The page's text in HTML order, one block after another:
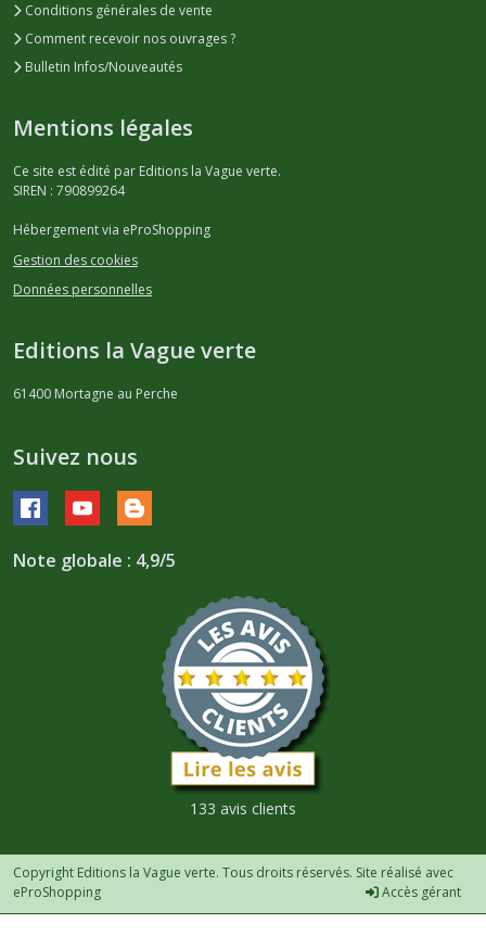
Conditions générales de vente
Comment recevoir nos ouvrages ?
Bulletin Infos/Nouveautés
Mentions légales
Ce site est édité par Editions la Vague verte.
SIREN : 790899264
Hébergement via eProShopping
Gestion des cookies
Données personnelles
Editions la Vague verte
61400 Mortagne au Perche
Suivez nous
Note globale : 4,9/5
133 avis clients
Copyright Editions la Vague verte. Tous droits réservés. Site réalisé avec
eProShopping
Accès gérant